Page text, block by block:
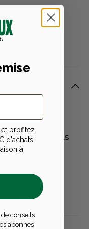
- Soyez le
certifiés : seuls
produits
profitez
d'achats
à
conseils
abonnés